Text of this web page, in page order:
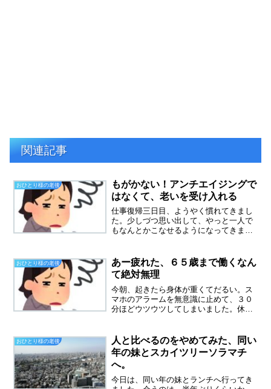
関連記事
おひとり様の老後
もがかない！アンチエイジングで
はなくて、老いを受け入れる
仕事復帰三日目、ようやく慣れてきまし
た。少しづつ思い出して、やっと一人で
もなんとかこなせるようになってきまし
たら、なんとかなるようになったので
す。言霊は大事ですね・・・...
おひとり様の老後
あー疲れた、６５歳まで働くなん
て絶対無理
今朝、起きたら身体が重くてだるい。ス
マホのアラームを無意識に止めて、３０
分ほどウツウツしてしまいました。休み
休むのは、気が引けるし、シブシブと仕
事に向かいました。午前中はサ...
おひとり様の老後
人と比べるのをやめてみた、同い
年の妹とスカイツリーソラマチ
へ。
今日は、同い年の妹とランチへ行ってき